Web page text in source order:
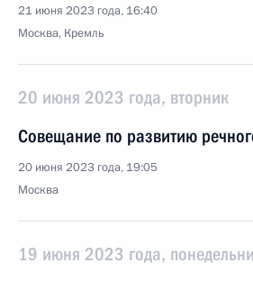
21 июня 2023 года, 16:40
Москва, Кремль
20 июня 2023 года, вторник
Совещание по развитию
20 июня 2023 года, 19:05
Москва
19 июня 2023 года,